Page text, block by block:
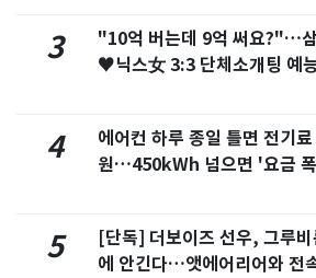
3
"10억 버는데 9억 써요?"…
♥닉스女 3:3 단체소개팅 예
4
에어컨 하루 종일 틀면 전기
원…450kWh 넘으면 '요금
5
[단독] 더보이즈 선우, 그루비
에 안긴다…앳에어리어와 전